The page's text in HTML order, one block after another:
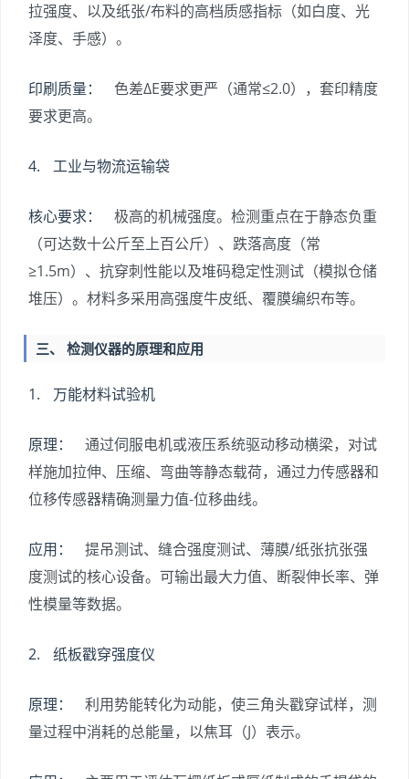
拉强度、以及纸张/布料的高档质感指标（如白度、光
泽度、手感）。
印刷质量：
色差ΔE要求更严（通常≤2.0），套印精度
要求更高。
4. 工业与物流运输袋
核心要求：
极高的机械强度。检测重点在于静态负重
（可达数十公斤至上百公斤）、跌落高度（常
≥1.5m）、抗穿刺性能以及堆码稳定性测试（模拟仓储
堆压）。材料多采用高强度牛皮纸、覆膜编织布等。
三、 检测仪器的原理和应用
1. 万能材料试验机
原理：
通过伺服电机或液压系统驱动移动横梁，对试
样施加拉伸、压缩、弯曲等静态载荷，通过力传感器和
位移传感器精确测量力值-位移曲线。
应用：
提吊测试、缝合强度测试、薄膜/纸张抗张强
度测试的核心设备。可输出最大力值、断裂伸长率、弹
性模量等数据。
2. 纸板戳穿强度仪
原理：
利用势能转化为动能，使三角头戳穿试样，测
量过程中消耗的总能量，以焦耳（J）表示。